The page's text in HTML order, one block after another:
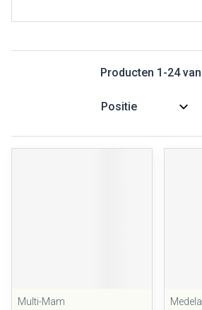
Producten 1 -24van
Sorteer op:
Multi-Mam
Medela